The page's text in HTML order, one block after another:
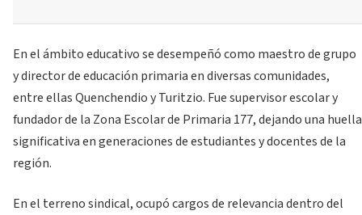
En el ámbito educativo se desempeñó como maestro de grupo
y director de educación primaria en diversas comunidades,
entre ellas Quenchendio y Turitzio. Fue supervisor escolar y
fundador de la Zona Escolar de Primaria 177, dejando una huella
significativa en generaciones de estudiantes y docentes de la
región.
En el terreno sindical, ocupó cargos de relevancia dentro del